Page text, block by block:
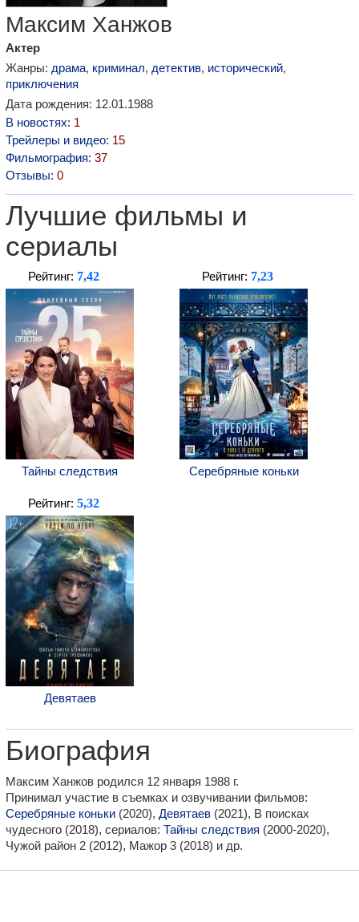
Максим Ханжов
Актер
Жанры: драма, криминал, детектив, исторический,
приключения
Дата рождения: 12.01.1988
В новостях: 1
Трейлеры и видео: 15
Фильмография: 37
Отзывы: 0
Лучшие фильмы и
сериалы
Рейтинг: 7,42
Тайны следствия
Рейтинг: 7,23
Серебряные коньки
Рейтинг: 5,32
Девятаев
Биография
Максим Ханжов родился 12 января 1988 г.
Принимал участие в съемках и озвучивании фильмов:
Серебряные коньки (2020), Девятаев (2021), В поисках
чудесного (2018), сериалов: Тайны следствия (2000-2020),
Чужой район 2 (2012), Мажор 3 (2018) и др.